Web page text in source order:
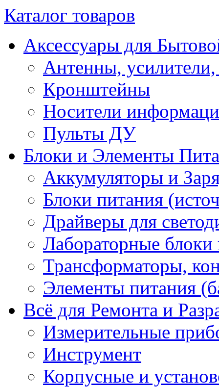
Каталог товаров
Аксессуары для
Антенны, усилители,
Кронштейны
Носители
Пульты ДУ
Блоки и Элементы
Аккумуляторы и
Блоки питания
Драйверы для
Лабораторные блоки
Трансформаторы,
Элементы питания
Всё для Ремонта и
Измерительные
Инструмент
Корпусные и